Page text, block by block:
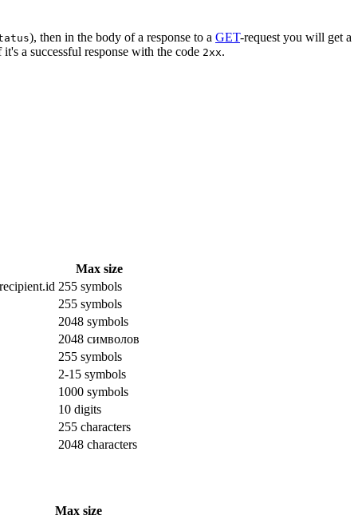
), then in the body of a response to a GET-request you will get a
a successful response with the code 2xx.
Max size
255 symbols
255 symbols
2048 symbols
2048 символов
255 symbols
2-15 symbols
1000 symbols
10 digits
255 characters
2048 characters
Max size